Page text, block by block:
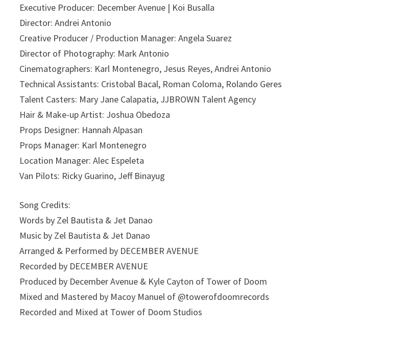
Executive Producer: December Avenue | Koi Busalla
Director: Andrei Antonio
Creative Producer / Production Manager: Angela Suarez
Director of Photography: Mark Antonio
Cinematographers: Karl Montenegro, Jesus Reyes, Andrei Antonio
Technical Assistants: Cristobal Bacal, Roman Coloma, Rolando Geres
Talent Casters: Mary Jane Calapatia, JJBROWN Talent Agency
Hair & Make-up Artist: Joshua Obedoza
Props Designer: Hannah Alpasan
Props Manager: Karl Montenegro
Location Manager: Alec Espeleta
Van Pilots: Ricky Guarino, Jeff Binayug
Song Credits:
Words by Zel Bautista & Jet Danao
Music by Zel Bautista & Jet Danao
Arranged & Performed by DECEMBER AVENUE
Recorded by DECEMBER AVENUE
Produced by December Avenue & Kyle Cayton of Tower of Doom
Mixed and Mastered by Macoy Manuel of ‪@towerofdoomrecords‬
Recorded and Mixed at Tower of Doom Studios